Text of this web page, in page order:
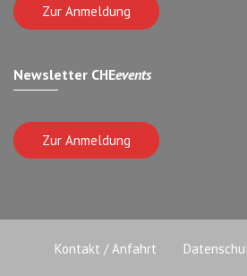
Zur Anmeldung
Newsletter CHEevents
Zur Anmeldung
Kontakt / Anfahrt